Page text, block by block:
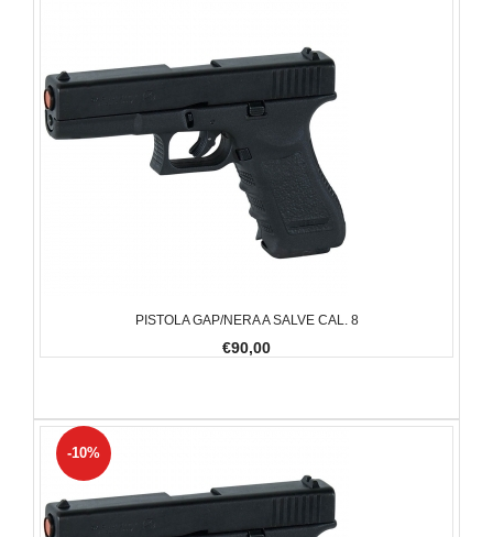
PISTOLA GAP/NERA A SALVE CAL. 8
€90,00
-10%